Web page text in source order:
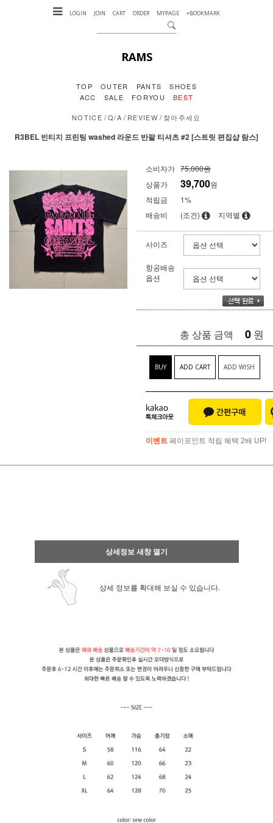
LOGIN JOIN CART ORDER MYPAGE +BOOKMARK
RAMS
TOP OUTER PANTS
SHOES
ACC
SALE FORYOU BEST
NOTICE /Q/A /REVIEW /찾아주세요
R3BEL 빈티지 프린팅 washed 라운드 반팔 티셔츠 #2 [스트릿 편집샵 람스]
소비자가 75,000원
상품가
39,700원
적립금
1%
배송비
(조건) 지역별
사이즈
항공배송
옵션
총 상품 금액 0 원
BUY ADD CART ADD WISH
이벤트 페이포인트 적립 혜택 2배 UP!
상세정보 새창 열기
상세 정보를 확대해 보실 수 있습니다.